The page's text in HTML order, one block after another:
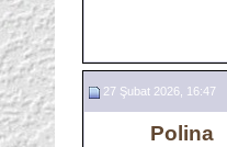
27 Şubat 2026, 16:47
Polina